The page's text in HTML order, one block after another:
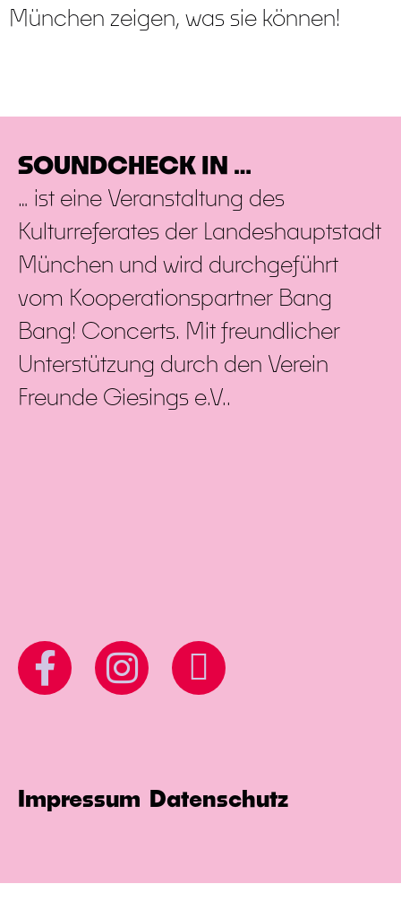
München zeigen, was sie können!
SOUNDCHECK IN …
… ist eine Veranstaltung des
Kulturreferates der Landeshauptstadt
München und wird durchgeführt
vom Kooperationspartner Bang
Bang! Concerts. Mit freundlicher
Unterstützung durch den Verein
Freunde Giesings e.V..
Impressum Datenschutz